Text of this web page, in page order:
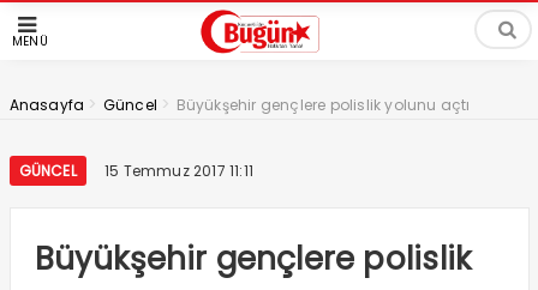
MENÜ
Anasayfa > Güncel > Büyükşehir gençlere polislik yolunu açtı
GÜNCEL 15 Temmuz 2017 11:11
Büyükşehir gençlere polislik